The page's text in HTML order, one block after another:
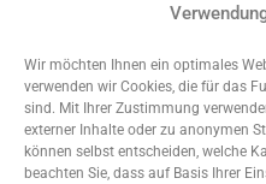
Wir möchten Ihnen ein optimales
verwenden wir Cookies, die für das
sind. Mit Ihrer Zustimmung
externer Inhalte oder zu anonymen
können selbst entscheiden, welche
beachten Sie, dass auf Basis Ihrer